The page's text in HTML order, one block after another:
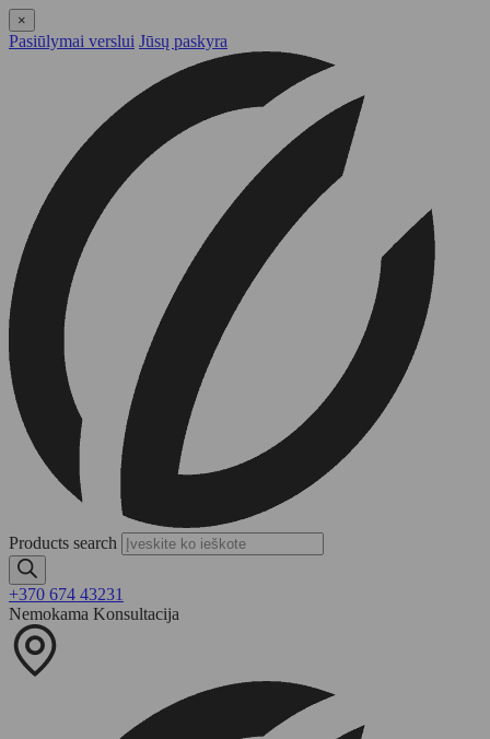
×
Pasiūlymai verslui Jūsų paskyra
Products search
+370 674 43231
Nemokama Konsultacija